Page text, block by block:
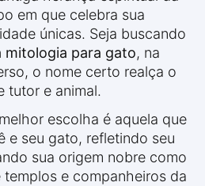
em que celebra sua
únicas. Seja buscando
mitologia para gato, na
o nome certo realça o
tutor e animal.
escolha é aquela que
e seu gato, refletindo seu
sua origem nobre como
e companheiros da